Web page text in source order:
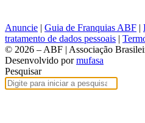
Anuncie | Guia de Franquias ABF |
tratamento de dados pessoais |
© 2026 – ABF | Associação
Desenvolvido pormufasa
Pesquisar